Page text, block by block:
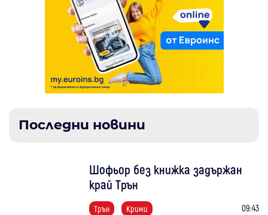
Последни новини
Шофьор без книжка задържан
край Трън
Трън Крими 09:43